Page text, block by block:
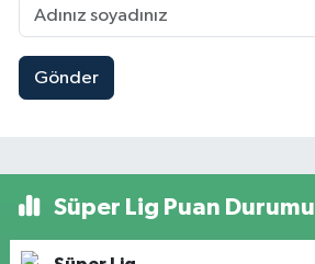
Gönder
Süper Lig Puan Durumu